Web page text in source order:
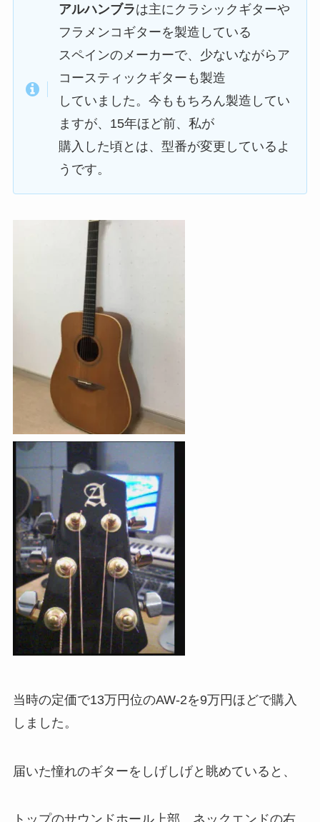
アルハンブラは主にクラシックギターや
フラメンコギターを製造している
スペインのメーカーで、少ないながらア
コースティックギターも製造
していました。今ももちろん製造してい
ますが、15年ほど前、私が
購入した頃とは、型番が変更しているよ
うです。
当時の定価で13万円位のAW-2を9万円ほどで購入
しました。
届いた憧れのギターをしげしげと眺めていると、